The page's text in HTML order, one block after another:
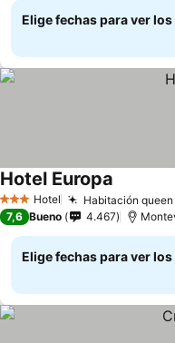
Elige fechas para ver
3 Estrellas
Hotel Habitación
Hotel Europa
7,6 Bueno 4.467
Elige fechas para ver